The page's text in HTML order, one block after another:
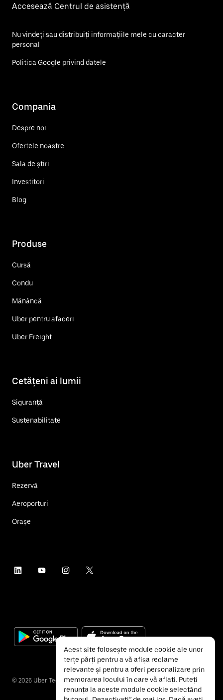
Accesează Centrul de asistență
Nu vindeți sau distribuiți informațiile mele cu caracter
personal
Politica Google privind datele
Compania
Despre noi
Ofertele noastre
Sala de știri
Investitori
Blog
Produse
Cursă
Condu
Mănâncă
Uber pentru afaceri
Uber Freight
Cetățeni ai lumii
Siguranță
Sustenabilitate
Uber Travel
Rezervă
Aeroporturi
Orașe
© 2026 Uber Technologies Inc.
Acest site folosește module cookie ale unor
terțe părți pentru a vă afișa reclame
relevante și pentru a oferi personalizare prin
memorarea locului în care vă aflați. Puteți
renunța la aceste module cookie selectând